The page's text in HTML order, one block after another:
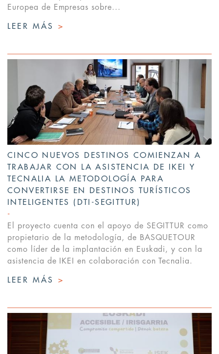
Europea de Empresas sobre...
LEER MÁS >
CINCO NUEVOS DESTINOS COMIENZAN A
TRABAJAR CON LA ASISTENCIA DE IKEI Y
TECNALIA LA METODOLOGÍA PARA
CONVERTIRSE EN DESTINOS TURÍSTICOS
INTELIGENTES (DTI-SEGITTUR)
El proyecto cuenta con el apoyo de SEGITTUR como
propietario de la metodología, de BASQUETOUR
como líder de la implantación en Euskadi, y con la
asistencia de IKEI en colaboración con Tecnalia.
LEER MÁS >